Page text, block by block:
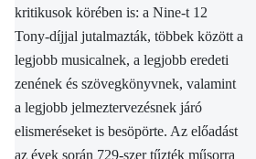
kritikusok körében is: a Nine-t 12
Tony-díjjal jutalmazták, többek között a
legjobb musicalnek, a legjobb eredeti
zenének és szövegkönyvnek, valamint
a legjobb jelmeztervezésnek járó
elismeréseket is besöpörte. Az előadást
az évek során 729-szer tűzték műsorra